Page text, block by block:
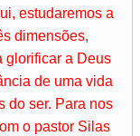
estudaremos a
dimensões,
glorificar a Deus
de uma vida
do ser. Para nos
o pastor Silas